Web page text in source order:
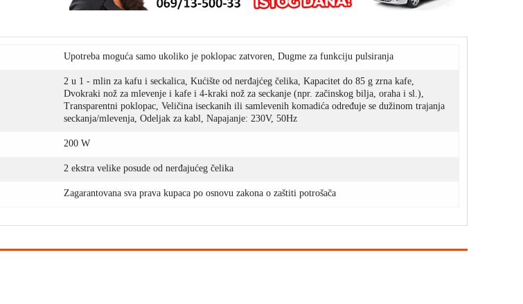
Upotreba moguća samo ukoliko je poklopac zatvoren, Dugme za funkciju pulsiranja
2 u 1 - mlin za kafu i seckalica, Kućište od nerđajćeg čelika, Kapacitet do 85 g zrna kafe,
Dvokraki nož za mlevenje i kafe i 4-kraki nož za seckanje (npr. začinskog bilja, oraha i sl.),
Transparentni poklopac, Veličina iseckanih ili samlevenih komadića određuje se dužinom trajanja
seckanja/mlevenja, Odeljak za kabl, Napajanje: 230V, 50Hz
200 W
2 ekstra velike posude od nerđajućeg čelika
Zagarantovana sva prava kupaca po osnovu zakona o zaštiti potrošača